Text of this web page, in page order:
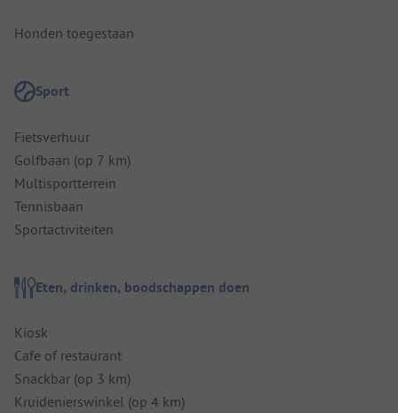
Honden toegestaan
Sport
Fietsverhuur
Golfbaan (op 7 km)
Multisportterrein
Tennisbaan
Sportactiviteiten
Eten, drinken, boodschappen doen
Kiosk
Cafe of restaurant
Snackbar (op 3 km)
Kruidenierswinkel (op 4 km)